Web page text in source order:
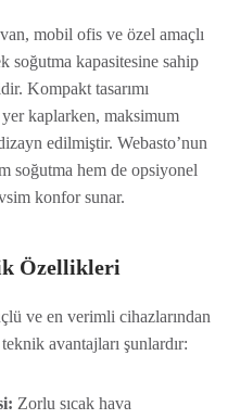
mobil ofis ve özel amaçlı
soğutma kapasitesine sahip
Kompakt tasarımı
kaplarken, maksimum
edilmiştir. Webasto’nun
soğutma hem de opsiyonel
konfor sunar.
Özellikleri
ve en verimli cihazlarından
avantajları şunlardır:
Zorlu sıcak hava